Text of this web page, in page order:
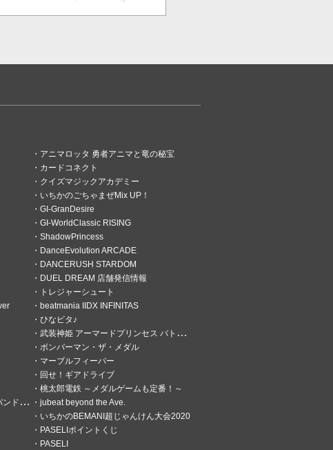
アニマロッタ 勇者アニマと竜の秘宝
カードコネクト
クイズマジックアカデミー
いちかのごちゃまぜMix UP！
GI-GranDesire
GI-WorldClassic RISING
ShadowPrincess
DanceEvolution ARCADE
DANCERUSH STARDOM
DUEL DREAM 店舗発信情報
トレジャーシュート
beatmania IIDX INFINITAS
ひなビタ♪
武装神姫 アーマードプリンセス バトルコンダクター
ボンバーマン・ザ・メダル
マーブルフィーバー
回せ！ギアドライブ
桃太郎電鉄 ～メダルゲームも定番！～
ダル
jubeat beyond the Ave.
いちかのBEMANI超じゃんけん大会2020
PASELIポイントくじ
PASELI